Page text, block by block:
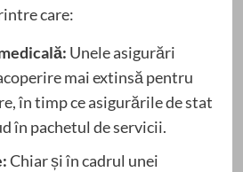
care:
Unele asigurări
mai extinsă pentru
în timp ce asigurările de stat
în pachetul de servicii.
Chiar și în cadrul unei